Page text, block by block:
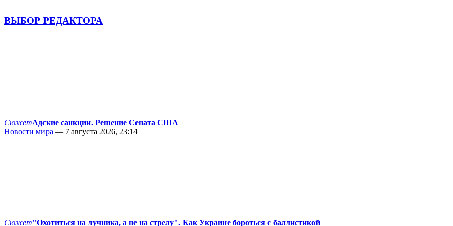
ВЫБОР РЕДАКТОРА
СюжетАдские санкции. Решение Сената США
Новости мира — 7 августа 2026, 23:14
Сюжет"Охотиться на лучника, а не на стрелу". Как Украине бороться с баллистикой